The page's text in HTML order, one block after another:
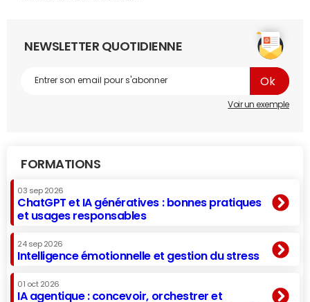
NEWSLETTER QUOTIDIENNE
Voir un exemple
FORMATIONS
03 sep 2026
ChatGPT et IA génératives : bonnes pratiques
et usages responsables
24 sep 2026
Intelligence émotionnelle et gestion du stress
01 oct 2026
IA agentique : concevoir, orchestrer et